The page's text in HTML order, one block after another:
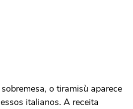
o tiramisù aparece
italianos. A receita